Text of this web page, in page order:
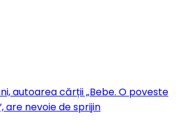
autoarea cărții „Bebe. O poveste
are nevoie de sprijin